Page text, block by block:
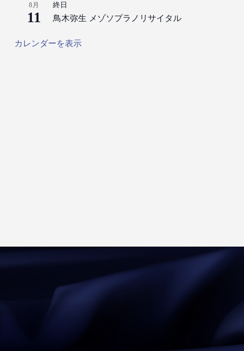
8月
11
終日
鳥木弥生 メゾソプラノリサイタル
カレンダーを表示